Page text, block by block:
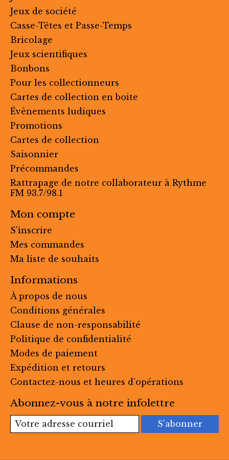
Jeux de société
Casse-Têtes et Passe-Temps
Bricolage
Jeux scientifiques
Bonbons
Pour les collectionneurs
Cartes de collection en boite
Évènements ludiques
Promotions
Cartes de collection
Saisonnier
Précommandes
Rattrapage de notre collaborateur à Rythme
FM 93.7/98.1
Mon compte
S'inscrire
Mes commandes
Ma liste de souhaits
Informations
À propos de nous
Conditions générales
Clause de non-responsabilité
Politique de confidentialité
Modes de paiement
Expédition et retours
Contactez-nous et heures d’opérations
Abonnez-vous à notre infolettre
S'abonner